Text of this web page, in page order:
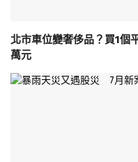
北市車位變奢侈品？買1
萬元